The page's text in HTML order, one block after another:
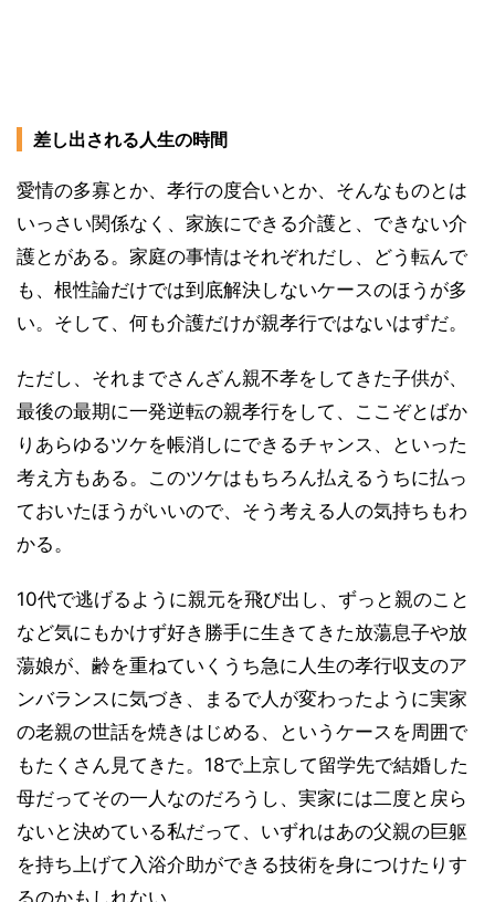
差し出される人生の時間
愛情の多寡とか、孝行の度合いとか、そんなものとは
いっさい関係なく、家族にできる介護と、できない介
護とがある。家庭の事情はそれぞれだし、どう転んで
も、根性論だけでは到底解決しないケースのほうが多
い。そして、何も介護だけが親孝行ではないはずだ。
ただし、それまでさんざん親不孝をしてきた子供が、
最後の最期に一発逆転の親孝行をして、ここぞとばか
りあらゆるツケを帳消しにできるチャンス、といった
考え方もある。このツケはもちろん払えるうちに払っ
ておいたほうがいいので、そう考える人の気持ちもわ
かる。
10代で逃げるように親元を飛び出し、ずっと親のこと
など気にもかけず好き勝手に生きてきた放蕩息子や放
蕩娘が、齢を重ねていくうち急に人生の孝行収支のア
ンバランスに気づき、まるで人が変わったように実家
の老親の世話を焼きはじめる、というケースを周囲で
もたくさん見てきた。18で上京して留学先で結婚した
母だってその一人なのだろうし、実家には二度と戻ら
ないと決めている私だって、いずれはあの父親の巨躯
を持ち上げて入浴介助ができる技術を身につけたりす
るのかもしれない。